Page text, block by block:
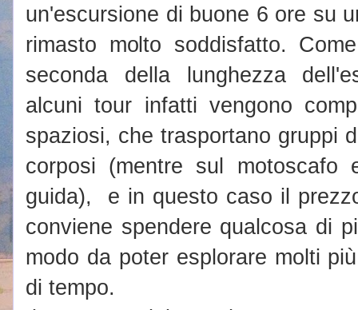
un'escursione di buone 6 ore su
rimasto molto soddisfatto.
seconda della lunghezza
alcuni tour infatti vengono
spaziosi, che trasportano gruppi
corposi (mentre sul
guida), e in questo caso il
conviene spendere qualcosa di
modo da poter esplorare molti
di tempo.